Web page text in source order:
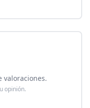
valoraciones.
opinión.